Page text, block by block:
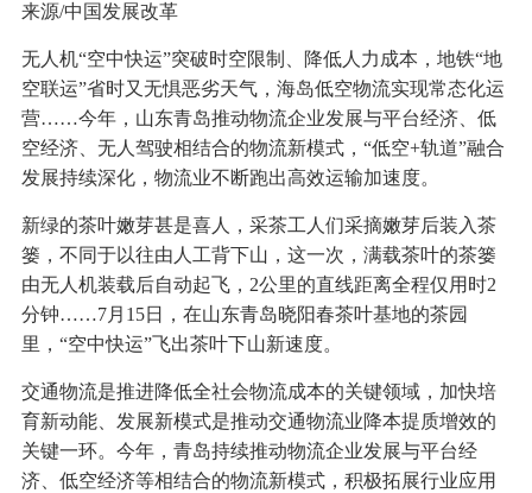
来源/中国发展改革
无人机“空中快运”突破时空限制、降低人力成本，地铁“地
空联运”省时又无惧恶劣天气，海岛低空物流实现常态化运
营……今年，山东青岛推动物流企业发展与平台经济、低
空经济、无人驾驶相结合的物流新模式，“低空+轨道”融合
发展持续深化，物流业不断跑出高效运输加速度。
新绿的茶叶嫩芽甚是喜人，采茶工人们采摘嫩芽后装入茶
篓，不同于以往由人工背下山，这一次，满载茶叶的茶篓
由无人机装载后自动起飞，2公里的直线距离全程仅用时2
分钟……7月15日，在山东青岛晓阳春茶叶基地的茶园
里，“空中快运”飞出茶叶下山新速度。
交通物流是推进降低全社会物流成本的关键领域，加快培
育新动能、发展新模式是推动交通物流业降本提质增效的
关键一环。今年，青岛持续推动物流企业发展与平台经
济、低空经济等相结合的物流新模式，积极拓展行业应用